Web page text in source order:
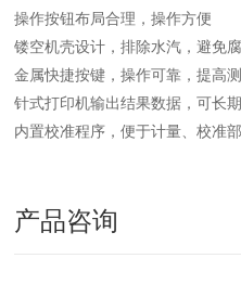
操作按钮布局合理，操作方便
镂空机壳设计，排除水汽，避免
金属快捷按键，操作可靠，提高
针式打印机输出结果数据，可长
内置校准程序，便于计量、校准
产品咨询